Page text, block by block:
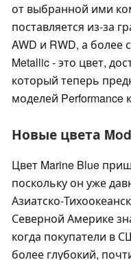
от выбранной ими
поставляется из-за
AWD и RWD, а более
Metallic - это цвет,
который теперь
моделей Performance
Новые цвета
Цвет Marine Blue
поскольку он уже
Азиатско-
Северной Америке
когда покупатели в
более глубокий,